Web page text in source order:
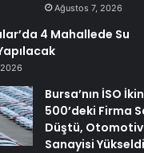
Ağustos 7, 2026
4 Mahallede Su
Bursa’nın İSO
500’deki Firma
Düştü,
Sanayisi Yükseldi